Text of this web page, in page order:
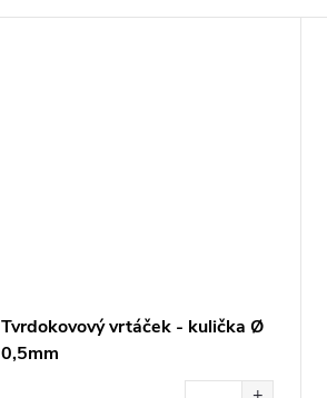
Tvrdokovový vrtáček - kulička Ø
0,5mm